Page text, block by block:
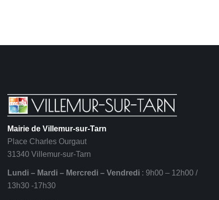
Mairie de Villemur-sur-Tarn
Place Charles Ourgaut
31340 Villemur-sur-Tarn
Lundi – Mardi – Mercredi – Vendredi : 9h00 – 12h00 /
13h30 -17h30